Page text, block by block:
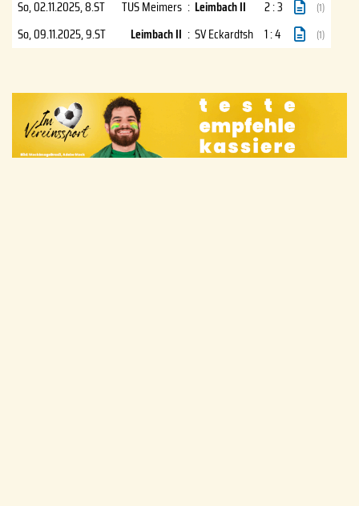
So, 02.11.2025, 8.ST TUS Meimers : Leimbach II 2 : 3 (1)
So, 09.11.2025, 9.ST Leimbach II : SV Eckardtsh 1 : 4 (1)